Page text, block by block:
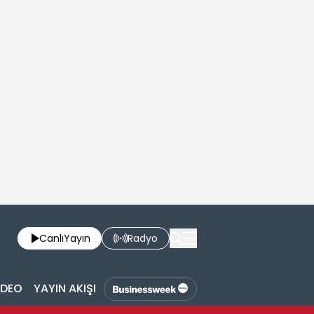
CanlıYayın Radyo
YAYIN AKIŞI